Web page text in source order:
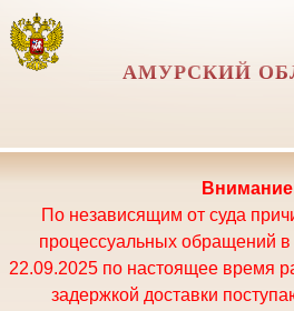
АМУРСКИЙ
По независящим от суда
процессуальных обращений
22.09.2025 по настоящее время
задержкой доставки